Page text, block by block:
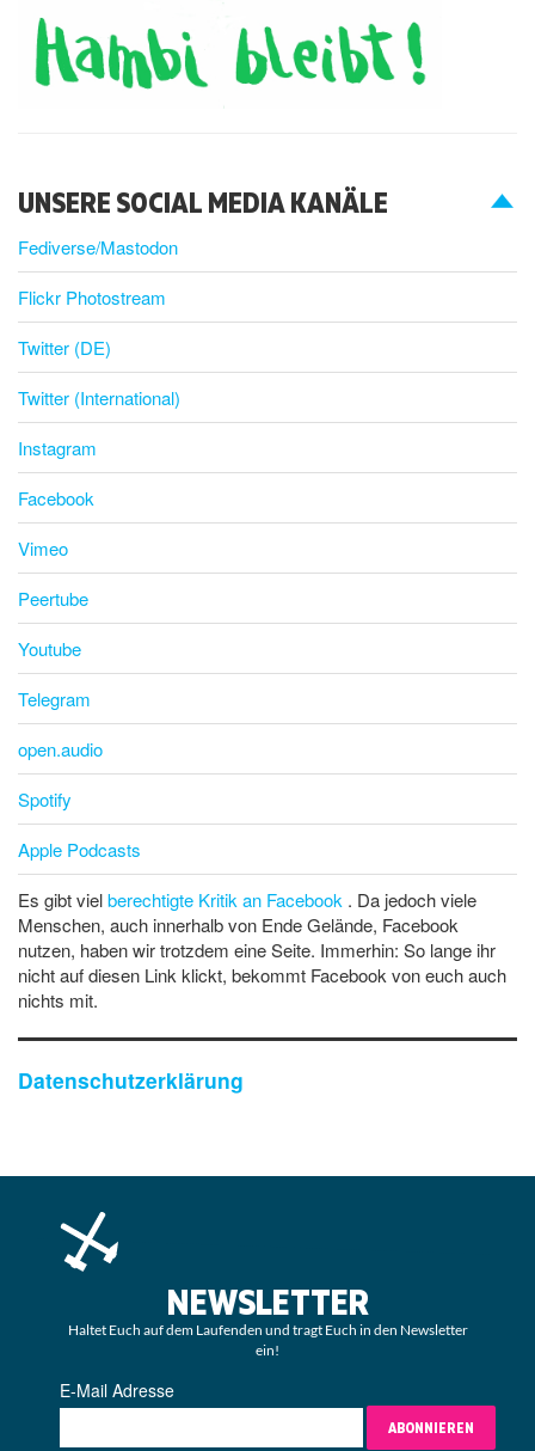
UNSERE SOCIAL MEDIA KANÄLE
Fediverse/Mastodon
Flickr Photostream
Twitter (DE)
Twitter (International)
Instagram
Facebook
Vimeo
Peertube
Youtube
Telegram
open.audio
Spotify
Apple Podcasts
Es gibt vielberechtigte Kritik an Facebook . Da jedoch viele
Menschen, auch innerhalb von Ende Gelände, Facebook
nutzen, haben wir trotzdem eine Seite. Immerhin: So lange ihr
nicht auf diesen Link klickt, bekommt Facebook von euch auch
nichts mit.
Datenschutzerklärung
NEWSLETTER
Haltet Euch auf dem Laufenden und tragt Euch in den Newsletter
ein!
E-Mail Adresse
ABONNIEREN